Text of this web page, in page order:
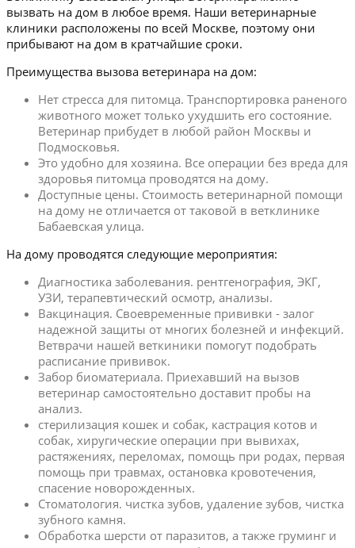
вызвать на дом в любое время. Наши ветеринарные
клиники расположены по всей Москве, поэтому они
прибывают на дом в кратчайшие сроки.
Преимущества вызова ветеринара на дом:
Нет стресса для питомца. Транспортировка раненого
животного может только ухудшить его состояние.
Ветеринар прибудет в любой район Москвы и
Подмосковья.
Это удобно для хозяина. Все операции без вреда для
здоровья питомца проводятся на дому.
Доступные цены. Стоимость ветеринарной помощи
на дому не отличается от таковой в ветклинике
Бабаевская улица.
На дому проводятся следующие мероприятия:
Диагностика заболевания. рентгенография, ЭКГ,
УЗИ, терапевтический осмотр, анализы.
Вакцинация. Своевременные прививки - залог
надежной защиты от многих болезней и инфекций.
Ветврачи нашей веткиники помогут подобрать
расписание прививок.
Забор биоматериала. Приехавший на вызов
ветеринар самостоятельно доставит пробы на
анализ.
стерилизация кошек и собак, кастрация котов и
собак, хиругические операции при вывихах,
растяжениях, переломах, помощь при родах, первая
помощь при травмах, остановка кровотечения,
спасение новорожденных.
Стоматология. чистка зубов, удаление зубов, чистка
зубного камня.
Обработка шерсти от паразитов, а также груминг и